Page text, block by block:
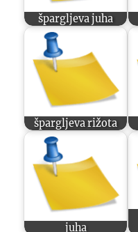
špargljeva juha
špargljeva rižota
juha